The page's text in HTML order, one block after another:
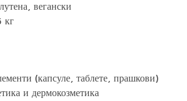
вегански
кг
(капсуле, таблете, прашкови)
и дермокозметика